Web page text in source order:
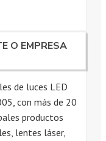
O EMPRESA
de luces LED
con más de 20
productos
lentes láser,